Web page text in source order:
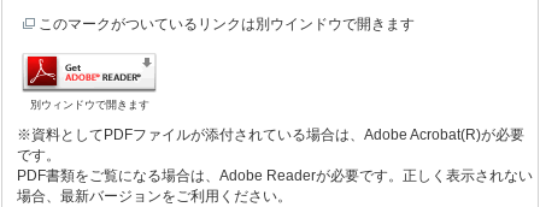
このマークがついているリンクは別ウインドウで開きます
別ウィンドウで開きます
※資料としてPDFファイルが添付されている場合は、Adobe Acrobat(R)が必要
です。
PDF書類をご覧になる場合は、Adobe Readerが必要です。正しく表示されない
場合、最新バージョンをご利用ください。